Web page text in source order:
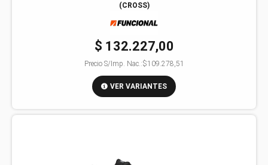
(CROSS)
$ 132.227,00
Precio S/Imp. Nac.:$109.278,51
VER VARIANTES